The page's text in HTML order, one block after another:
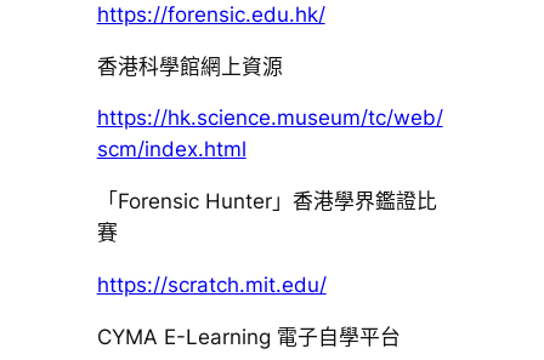
https://forensic.edu.hk/
香港科學館網上資源
https://hk.science.museum/tc/web/
scm/index.html
「Forensic Hunter」香港學界鑑證比
賽
https://scratch.mit.edu/
CYMA E-Learning 電子自學平台